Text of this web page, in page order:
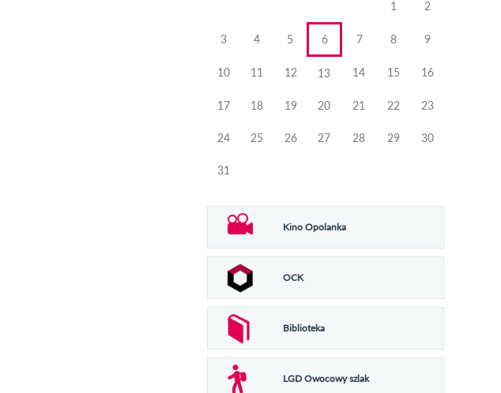
1 2
3 4 5 6 7 8 9
10 11 12 13 14 15 16
17 18 19 20 21 22 23
24 25 26 27 28 29 30
31
Kino Opolanka
OCK
Biblioteka
LGD Owocowy szlak